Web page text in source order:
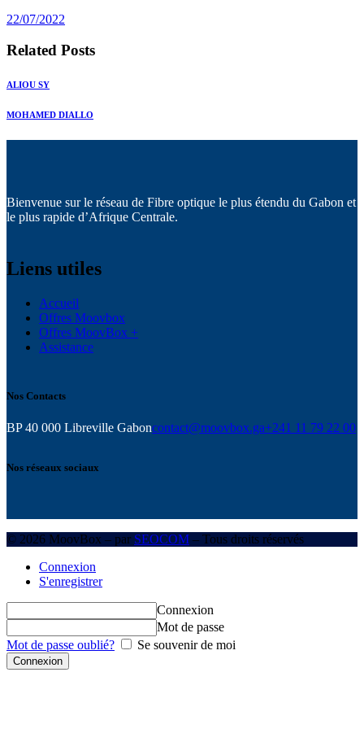
22/07/2022
Related Posts
ALIOU SY
MOHAMED DIALLO
Bienvenue sur le réseau de Fibre optique le plus étendu du Gabon et
le plus rapide d’Afrique Centrale.
Liens utiles
Accueil
Offres Moovbox
Offres MoovBox +
Assistance
Nos Contacts
BP 40 000 Libreville Gaboncontact@moovbox.ga+241 11 79 22 00
Nos réseaux sociaux
© 2026 MoovBox – par SEOCOM – Tous droits réservés
Connexion
S'enregistrer
Connexion
Mot de passe
Mot de passe oublié?
Se souvenir de moi